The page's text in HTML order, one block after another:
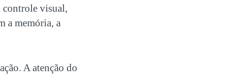
controle visual,
a memória, a
A atenção do